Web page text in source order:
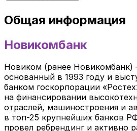
Общая информация
Новикомбанк
Новиком (ранее Новикомбанк)
основанный в 1993 году и
банком госкорпорации
на финансировании
отраслей, машиностроения и
в топ-25 крупнейших банков
провел ребрендинг и активно